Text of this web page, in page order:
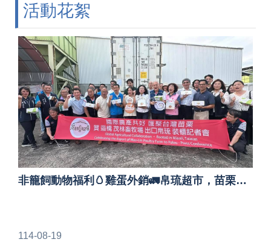
活動花絮
非籠飼動物福利🥚雞蛋外銷🚛帛琉超市，苗栗縣防疫國產雞蛋🐔國際新紀元👍
114-08-19